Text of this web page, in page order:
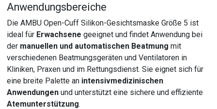
Anwendungsbereiche
Die AMBU Open-Cuff Silikon-Gesichtsmaske Größe 5 ist
ideal für Erwachsene geeignet und findet Anwendung bei
der manuellen und automatischen Beatmung mit
verschiedenen Beatmungsgeräten und Ventilatoren in
Kliniken, Praxen und im Rettungsdienst. Sie eignet sich für
eine breite Palette an intensivmedizinischen
Anwendungen und unterstützt eine sichere und effiziente
Atemunterstützung.